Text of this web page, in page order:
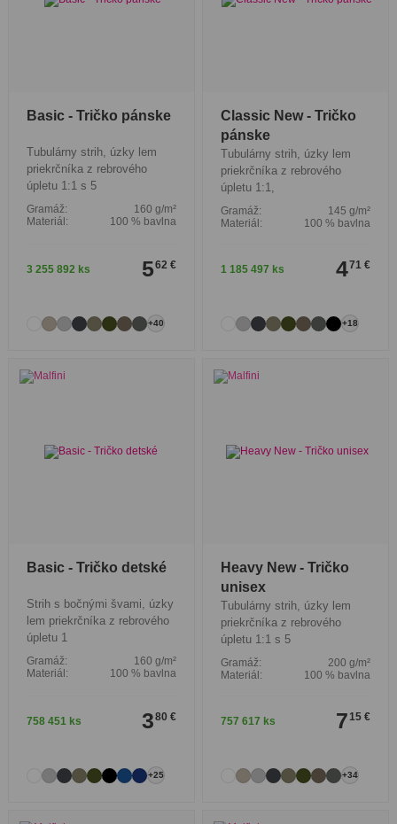
Basic - Tričko pánske
Tubulárny strih, úzky lem
priekrčníka z rebrového
úpletu 1:1 s 5
Gramáž:
160 g/m²
Materiál:
100 % bavlna
3 255 892 ks 5 62 €
+40
Classic New - Tričko
pánske
Tubulárny strih, úzky lem
priekrčníka z rebrového
úpletu 1:1,
Gramáž:
145 g/m²
Materiál:
100 % bavlna
1 185 497 ks 4 71 €
+18
Basic - Tričko detské
Strih s bočnými švami, úzky
lem priekrčníka z rebrového
úpletu 1
Gramáž:
160 g/m²
Materiál:
100 % bavlna
758 451 ks 3 80 €
+25
Heavy New - Tričko
unisex
Tubulárny strih, úzky lem
priekrčníka z rebrového
úpletu 1:1 s 5
Gramáž:
200 g/m²
Materiál:
100 % bavlna
757 617 ks 7 15 €
+34